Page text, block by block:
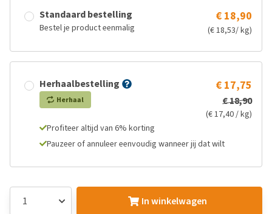
Standaard bestelling
Bestel je product eenmalig
€ 18,90
(€ 18,53/ kg)
Herhaalbestelling
Herhaal
€ 17,75
€ 18,90
(€ 17,40 / kg)
Profiteer altijd van 6% korting
Pauzeer of annuleer eenvoudig wanneer jij dat wilt
In winkelwagen